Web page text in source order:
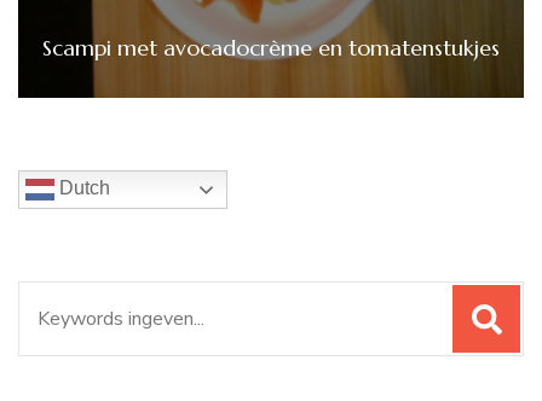
Scampi met avocadocrème en tomatenstukjes
Dutch
naar: